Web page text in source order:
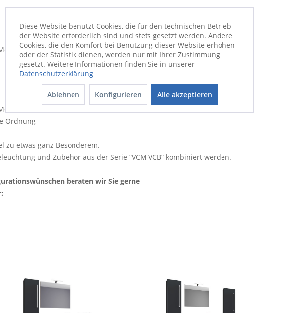
Ordnung
zu etwas ganz Besonderem.
und Zubehör aus der Serie “VCM VCB“ kombiniert werden.
beraten wir Sie gerne
Diese Website benutzt Cookies, die für den technischen Betrieb
der Website erforderlich sind und stets gesetzt werden. Andere
Cookies, die den Komfort bei Benutzung dieser Website erhöhen
oder der Statistik dienen, werden nur mit Ihrer Zustimmung
gesetzt. Weitere Informationen finden Sie in unserer
Datenschutzerklärung
Ablehnen Konfigurieren Alle akzeptieren